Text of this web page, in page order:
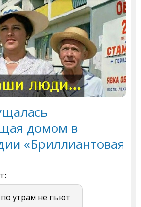
домом в
«Бриллиантовая
утрам не пьют